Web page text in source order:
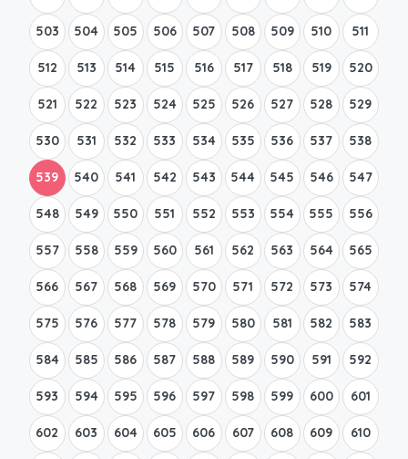
503 504 505 506 507 508 509 510 511
512 513 514 515 516 517 518 519 520
521 522 523 524 525 526 527 528 529
530 531 532 533 534 535 536 537 538
539 540 541 542 543 544 545 546 547
548 549 550 551 552 553 554 555 556
557 558 559 560 561 562 563 564 565
566 567 568 569 570 571 572 573 574
575 576 577 578 579 580 581 582 583
584 585 586 587 588 589 590 591 592
593 594 595 596 597 598 599 600 601
602 603 604 605 606 607 608 609 610